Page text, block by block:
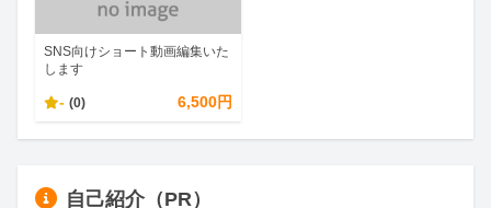
SNS向けショート動画編集いた
します
- (0) 6,500円
自己紹介（PR）